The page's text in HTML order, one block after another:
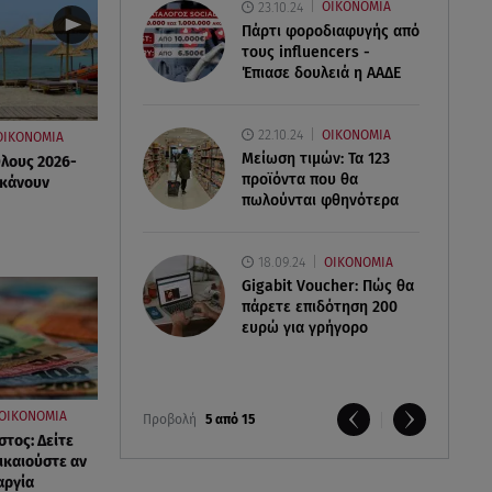
23.10.24 ΟΙΚΟΝΟΜΙΑ
Πάρτι φοροδιαφυγής από
τους influencers -
Έπιασε δουλειά η ΑΑΔΕ
22.10.24 ΟΙΚΟΝΟΜΙΑ
Μείωση τιμών: Τα 123
προϊόντα που θα
πωλούνται φθηνότερα
18.09.24 ΟΙΚΟΝΟΜΙΑ
Gigabit Voucher: Πώς θα
πάρετε επιδότηση 200
ευρώ για γρήγορο
Προβολή 5 από 15
2026-
Δείτε
αν